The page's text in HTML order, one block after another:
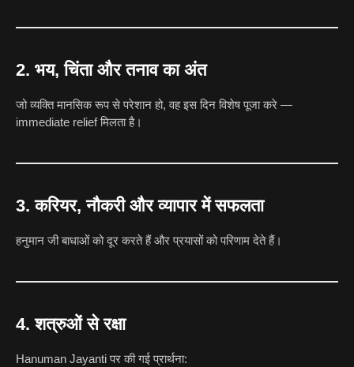
2. भय, चिंता और तनाव का अंत
जो व्यक्ति मानसिक रूप से परेशान हो, वह इस दिन विशेष पूजा करे —
immediate relief मिलता है।
3. करियर, नौकरी और व्यापार में सफलता
हनुमान जी बाधाओं को दूर करते हैं और प्रयासों को परिणाम देते हैं।
4. शत्रुओं से रक्षा
Hanuman Jayanti पर की गई प्रार्थना: